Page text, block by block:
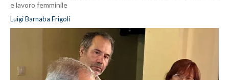
e lavoro femminile
Luigi Barnaba Frigoli